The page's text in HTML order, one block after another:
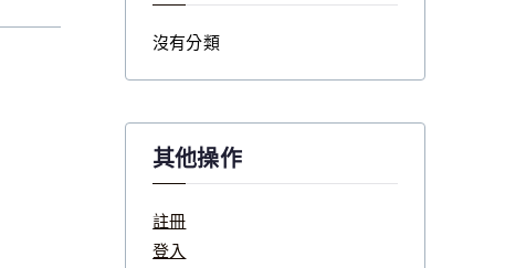
沒有分類
其他操作
註冊
登入